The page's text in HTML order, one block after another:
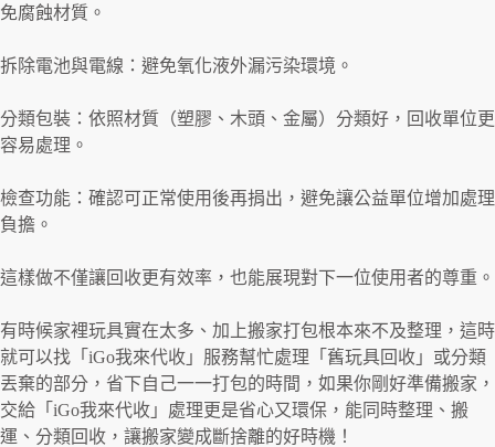
免腐蝕材質。
拆除電池與電線：避免氧化液外漏污染環境。
分類包裝：依照材質（塑膠、木頭、金屬）分類好，回收單位更
容易處理。
檢查功能：確認可正常使用後再捐出，避免讓公益單位增加處理
負擔。
這樣做不僅讓回收更有效率，也能展現對下一位使用者的尊重。
有時候家裡玩具實在太多、加上搬家打包根本來不及整理，這時
就可以找「iGo我來代收」服務幫忙處理「舊玩具回收」或分類
丟棄的部分，省下自己一一打包的時間，如果你剛好準備搬家，
交給「iGo我來代收」處理更是省心又環保，能同時整理、搬
運、分類回收，讓搬家變成斷捨離的好時機！